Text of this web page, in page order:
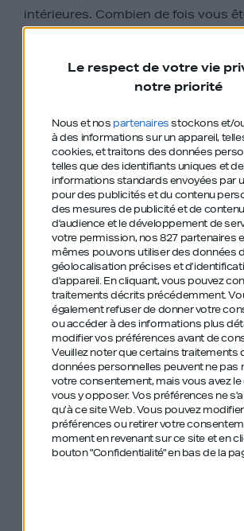
Le respect de votre vie
notre priorité
Nous et nos partenairesstockons et/
à des informations sur un appareil,
cookies, et traitons des données
telles que des identifiants uniques et
informations standards envoyées par
pour des publicités et du contenu
des mesures de publicité et de
d'audience et le développement de
votre permission, nos 827 partenaires
mêmes pouvons utiliser des données
géolocalisation précises et
d'appareil. En cliquant, vous pouvez
traitements décrits précédemment.
également refuser de donner votre
ou accéder à des informations plus
modifier vos préférences avant de
Veuillez noter que certains traitements
données personnelles peuvent ne pas
votre consentement, mais vous avez
vous y opposer. Vos préférences ne
qu’à ce site Web. Vous pouvez
préférences ou retirer votre
moment en revenant sur ce site et en
bouton "Confidentialité" en bas de la
intérieures. Combien de fois vous
Définir des règles automatiques ne
de l’espace mental pour des prises
qui comptent vraiment.
La question qui à la base serait “est
fais ? ”, se transforme en “quand est
fais ?”, voire pas de questions du
Vous êtes dans l’action.
Comment
principe des règles
automatiques ?
Commencez par lister vos règles